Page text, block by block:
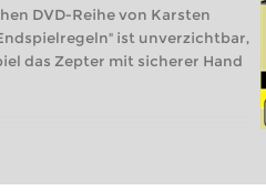
DVD-Reihe von Karsten
ist unverzichtbar,
das Zepter mit sicherer Hand